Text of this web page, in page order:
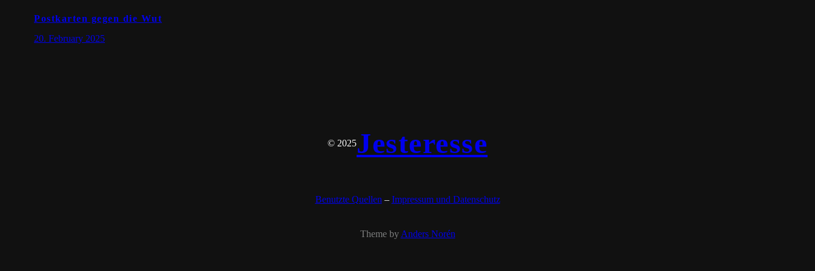
Postkarten gegen die Wut
20. February 2025
© 2025Jesteresse
Benutzte Quellen – Impressum und Datenschutz
Theme by Anders Norén